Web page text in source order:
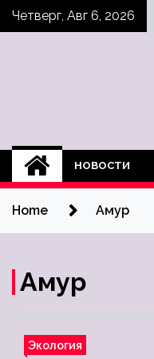
SkipЧетверг, Авг 6, 2026
НОВОСТИ
Home Амур
Амур
Экология